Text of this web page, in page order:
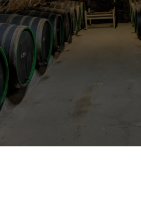
La Canonnerie, c’est la
du Canon Français.
Retrouvez ici nos cuvées
nos produits estampillés
Français et fabriqués en